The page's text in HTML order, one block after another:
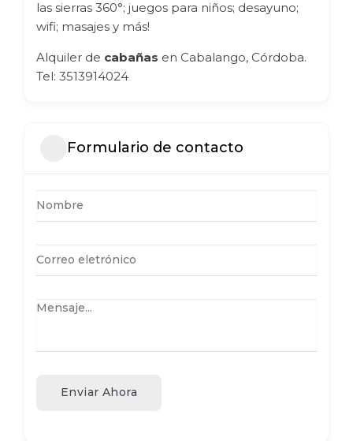
las sierras 360°; juegos para niños; desayuno;
wifi; masajes y más!
Alquiler de cabañas en Cabalango, Córdoba.
Tel: 3513914024
Formulario de contacto
Enviar Ahora